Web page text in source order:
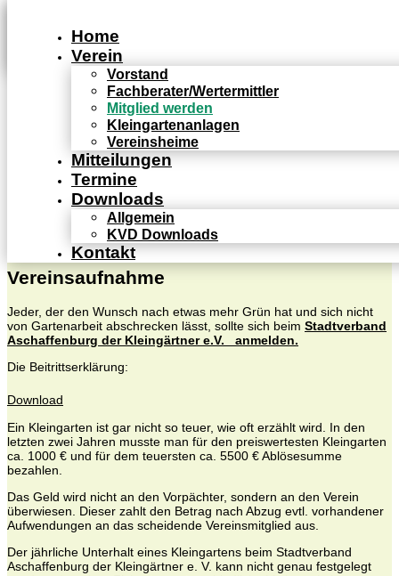
Home
Verein
Vorstand
Fachberater/Wertermittler
Mitglied werden
Kleingartenanlagen
Vereinsheime
Mitteilungen
Termine
Downloads
Allgemein
KVD Downloads
Kontakt
Mitglied werden
Vereinsaufnahme
Jeder, der den Wunsch nach etwas mehr Grün hat und sich nicht
von Gartenarbeit abschrecken lässt, sollte sich beim Stadtverband
Aschaffenburg der Kleingärtner e.V. anmelden.
Die Beitrittserklärung:
Download
Ein Kleingarten ist gar nicht so teuer, wie oft erzählt wird. In den
letzten zwei Jahren musste man für den preiswertesten Kleingarten
ca. 1000 € und für dem teuersten ca. 5500 € Ablösesumme
bezahlen.
Das Geld wird nicht an den Vorpächter, sondern an den Verein
überwiesen. Dieser zahlt den Betrag nach Abzug evtl. vorhandener
Aufwendungen an das scheidende Vereinsmitglied aus.
Der jährliche Unterhalt eines Kleingartens beim Stadtverband
Aschaffenburg der Kleingärtner e. V. kann nicht genau festgelegt